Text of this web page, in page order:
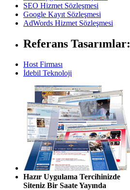
SEO Hizmet Sözleşmesi
Google Kayıt Sözleşmesi
AdWords Hizmet Sözleşmesi
Referans Tasarımlar:
Host Firması
İdebil Teknoloji
Hazır Uygulama Tercihinizde
Siteniz Bir Saate Yayında